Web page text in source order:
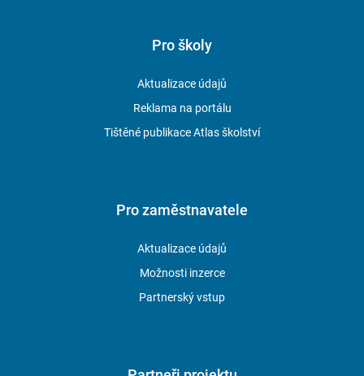
Pro školy
Aktualizace údajů
Reklama na portálu
Tištěné publikace Atlas školství
Pro zaměstnavatele
Aktualizace údajů
Možnosti inzerce
Partnerský vstup